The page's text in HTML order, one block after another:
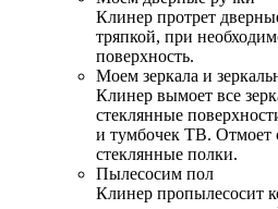
Клинер протрет
тряпкой, при
поверхность.
Моем зеркала и
Клинер вымоет все
стеклянные
и тумбочек ТВ. Отмоет
стеклянные полки.
Пылесосим пол
Клинер пропылесосит